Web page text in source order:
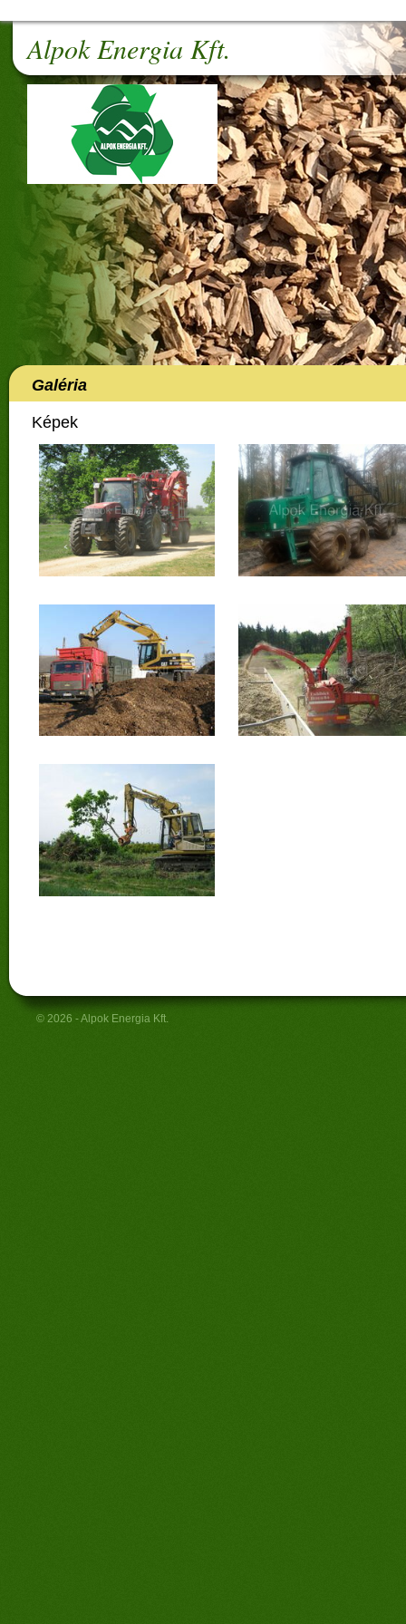
Alpok Energia Kft.
Galéria
Képek
© 2026 - Alpok Energia Kft.